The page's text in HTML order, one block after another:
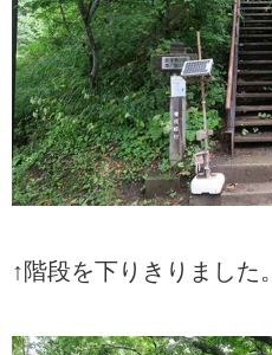
↑階段を下りきりました。